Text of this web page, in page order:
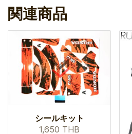
関連商品
シールキット
1,650 THB